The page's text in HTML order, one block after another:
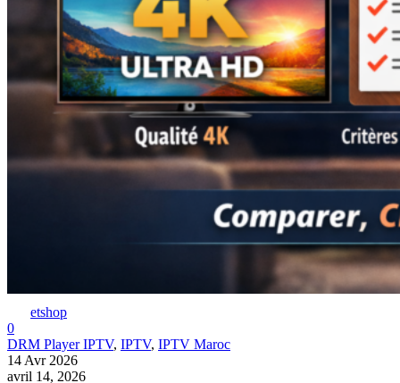
etshop
0
DRM Player IPTV, IPTV, IPTV Maroc
14 Avr 2026
avril 14, 2026